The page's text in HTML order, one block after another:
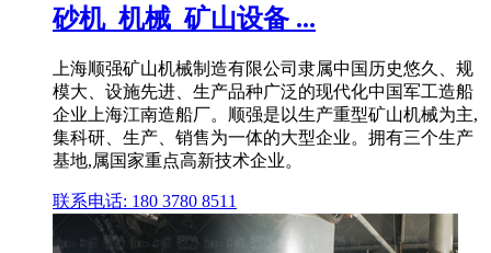
砂机_机械_矿山设备 ...
上海顺强矿山机械制造有限公司隶属中国历史悠久、规
模大、设施先进、生产品种广泛的现代化中国军工造船
企业上海江南造船厂。顺强是以生产重型矿山机械为主,
集科研、生产、销售为一体的大型企业。拥有三个生产
基地,属国家重点高新技术企业。
联系电话: 180 3780 8511